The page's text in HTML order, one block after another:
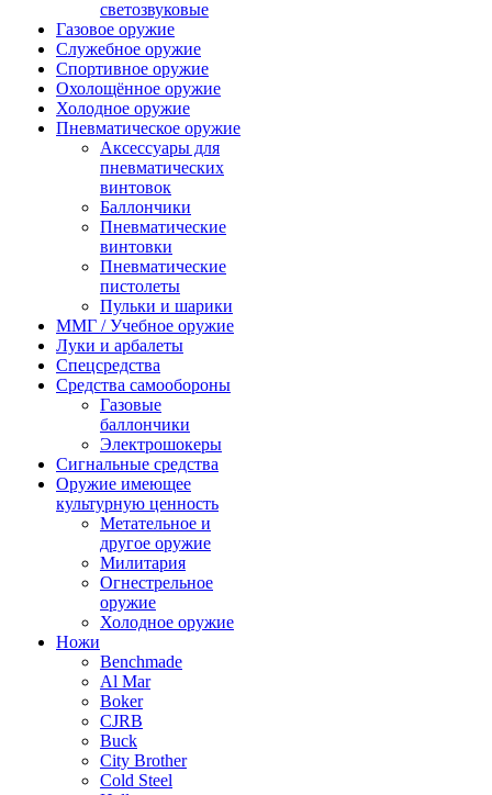
светозвуковые
Газовое оружие
Служебное оружие
Спортивное оружие
Охолощённое оружие
Холодное оружие
Пневматическое оружие
Аксессуары для
пневматических
винтовок
Баллончики
Пневматические
винтовки
Пневматические
пистолеты
Пульки и шарики
ММГ / Учебное оружие
Луки и арбалеты
Спецсредства
Средства самообороны
Газовые
баллончики
Электрошокеры
Сигнальные средства
Оружие имеющее
культурную ценность
Метательное и
другое оружие
Милитария
Огнестрельное
оружие
Холодное оружие
Ножи
Benchmade
Al Mar
Boker
CJRB
Buck
City Brother
Cold Steel